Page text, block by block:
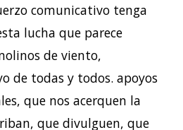
comunicativo tenga
lucha que parece
de viento,
de todas y todos. apoyos
que nos acerquen la
que divulguen, que